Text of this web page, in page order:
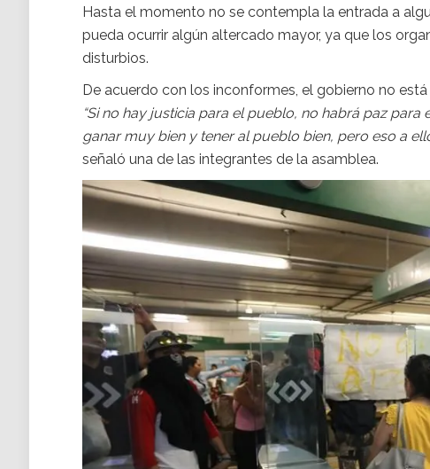
Hasta el momento no se contempla la entrada a
pueda ocurrir algún altercado mayor, ya que los
disturbios.
De acuerdo con los inconformes, el gobierno no
“Si no hay justicia para el pueblo, no habrá paz
ganar muy bien y tener al pueblo bien, pero eso a
señaló una de las integrantes de la asamblea.